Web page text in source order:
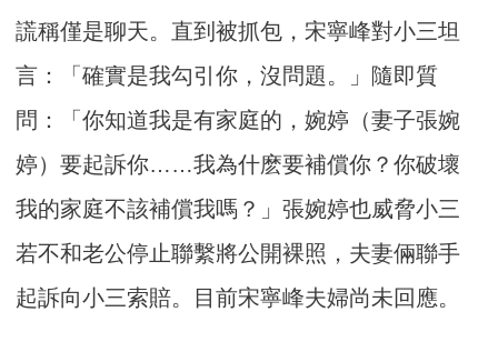
謊稱僅是聊天。直到被抓包，宋寧峰對小三坦
言：「確實是我勾引你，沒問題。」隨即質
問：「你知道我是有家庭的，婉婷（妻子張婉
婷）要起訴你……我為什麽要補償你？你破壞
我的家庭不該補償我嗎？」張婉婷也威脅小三
若不和老公停止聯繫將公開裸照，夫妻倆聯手
起訴向小三索賠。目前宋寧峰夫婦尚未回應。